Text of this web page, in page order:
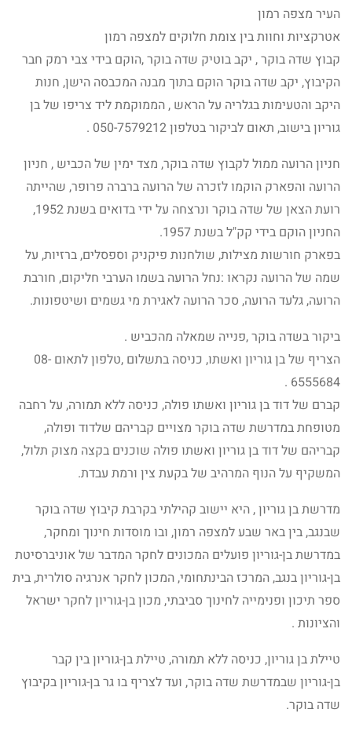
העיר מצפה רמון
אטרקציות וחוות בין צומת חלוקים למצפה רמון
קבוץ שדה בוקר , יקב בוטיק שדה בוקר ,הוקם בידי צבי רמק חבר
הקיבוץ, יקב שדה בוקר הוקם בתוך מבנה המכבסה הישן, חנות
היקב והטעימות בגלריה על הראש , הממוקמת ליד צריפו של בן
גוריון בישוב, תאום לביקור בטלפון 050-7579212 .
חניון הרועה ממול לקבוץ שדה בוקר, מצד ימין של הכביש , חניון
הרועה והפארק הוקמו לזכרה של הרועה ברברה פרופר, שהייתה
רועת הצאן של שדה בוקר ונרצחה על ידי בדואים בשנת 1952,
החניון הוקם בידי קק"ל בשנת 1957.
בפארק חורשות מצילות, שולחנות פיקניק וספסלים, ברזיות, על
שמה של הרועה נקראו :נחל הרועה בשמו הערבי חליקום, חורבת
הרועה, גלעד הרועה, סכר הרועה לאגירת מי גשמים ושיטפונות.
ביקור בשדה בוקר ,פנייה שמאלה מהכביש .
הצריף של בן גוריון ואשתו, כניסה בתשלום ,טלפון לתאום 08-
6555684 .
קברם של דוד בן גוריון ואשתו פולה, כניסה ללא תמורה, על רחבה
מטופחת במדרשת שדה בוקר מצויים קבריהם שלדוד ופולה,
קבריהם של דוד בן גוריון ואשתו פולה שוכנים בקצה מצוק תלול,
המשקיף על הנוף המרהיב של בקעת צין ורמת עבדת.
מדרשת בן גוריון , היא יישוב קהילתי בקרבת קיבוץ שדה בוקר
שבנגב, בין באר שבע למצפה רמון, ובו מוסדות חינוך ומחקר,
במדרשת בן-גוריון פועלים המכונים לחקר המדבר של אוניברסיטת
בן-גוריון בנגב, המרכז הבינתחומי, המכון לחקר אנרגיה סולרית, בית
ספר תיכון ופנימייה לחינוך סביבתי, מכון בן-גוריון לחקר ישראל
והציונות .
טיילת בן גוריון, כניסה ללא תמורה, טיילת בן-גוריון בין קבר
בן-גוריון שבמדרשת שדה בוקר, ועד לצריף בו גר בן-גוריון בקיבוץ
שדה בוקר.